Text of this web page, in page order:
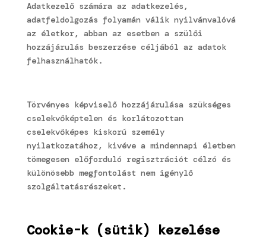
Adatkezelő számára az adatkezelés,
adatfeldolgozás folyamán válik nyilvánvalóvá
az életkor, abban az esetben a szülői
hozzájárulás beszerzése céljából az adatok
felhasználhatók.
Törvényes képviselő hozzájárulása szükséges
cselekvőképtelen és korlátozottan
cselekvőképes kiskorú személy
nyilatkozatához, kivéve a mindennapi életben
tömegesen előforduló regisztrációt célzó és
különösebb megfontolást nem igénylő
szolgáltatásrészeket.
Cookie-k (sütik) kezelése